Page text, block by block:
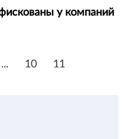
у компаний
... 10 11